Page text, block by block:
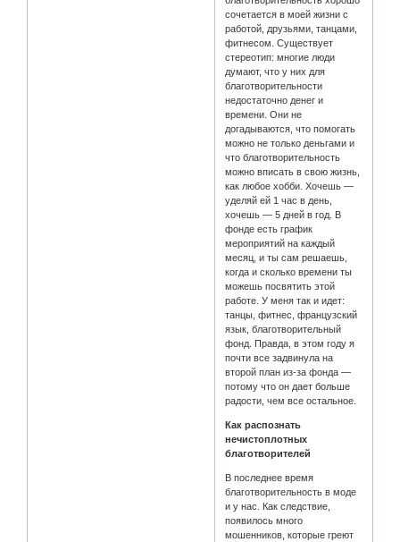
сочетается в моей жизни с
работой, друзьями, танцами,
фитнесом. Существует
стереотип: многие люди
думают, что у них для
благотворительности
недостаточно денег и
времени. Они не
догадываются, что помогать
можно не только деньгами и
что благотворительность
можно вписать в свою жизнь,
как любое хобби. Хочешь —
уделяй ей 1 час в день,
хочешь — 5 дней в год. В
фонде есть график
мероприятий на каждый
месяц, и ты сам решаешь,
когда и сколько времени ты
можешь посвятить этой
работе. У меня так и идет:
танцы, фитнес, французский
язык, благотворительный
фонд. Правда, в этом году я
почти все задвинула на
второй план из-за фонда —
потому что он дает больше
радости, чем все остальное.
Как распознать
нечистоплотных
благотворителей
В последнее время
благотворительность в моде
и у нас. Как следствие,
появилось много
мошенников, которые греют